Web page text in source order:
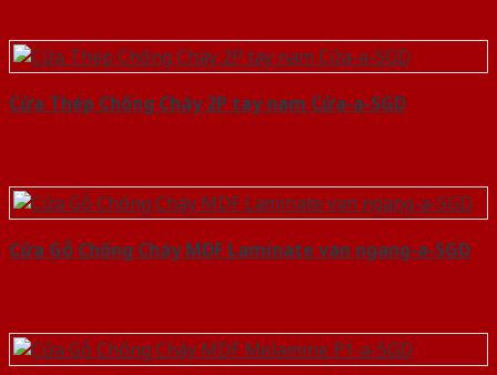
Cửa Thép Chống Cháy 2P tay nam Cửa-a-SGD
Cửa Gỗ Chống Cháy MDF Laminate van ngang-a-SGD